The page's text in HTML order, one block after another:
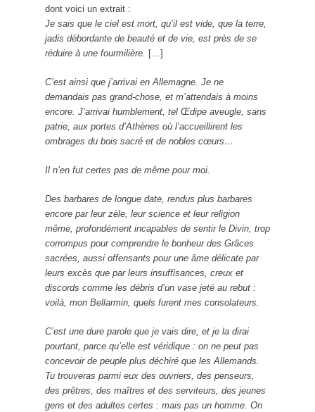
dont voici un extrait :
Je sais que le ciel est mort, qu’il est vide, que la terre,
jadis débordante de beauté et de vie, est près de se
réduire à une fourmilière.
[…]
C’est ainsi que j’arrivai en Allemagne. Je ne
demandais pas grand-chose, et m’attendais à moins
encore. J’arrivai humblement, tel Œdipe aveugle, sans
patrie, aux portes d’Athènes où l’accueillirent les
ombrages du bois sacré et de nobles cœurs…
Il n’en fut certes pas de même pour moi.
Des barbares de longue date, rendus plus barbares
encore par leur zèle, leur science et leur religion
même, profondément incapables de sentir le Divin, trop
corrompus pour comprendre le bonheur des Grâces
sacrées, aussi offensants pour une âme délicate par
leurs excès que par leurs insuffisances, creux et
discords comme les débris d’un vase jeté au rebut :
voilà, mon Bellarmin, quels furent mes consolateurs.
C’est une dure parole que je vais dire, et je la dirai
pourtant, parce qu’elle est véridique : on ne peut pas
concevoir de peuple plus déchiré que les Allemands.
Tu trouveras parmi eux des ouvriers, des penseurs,
des prêtres, des maîtres et des serviteurs, des jeunes
gens et des adultes certes : mais pas un homme. On